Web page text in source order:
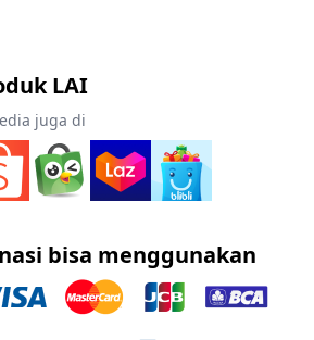
LAI
juga di
bisa menggunakan